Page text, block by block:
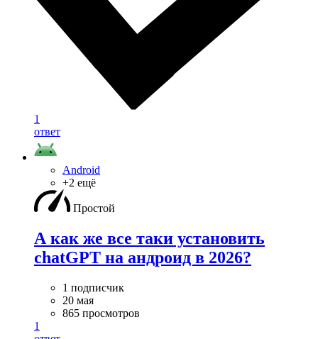
1
ответ
Android
+2 ещё
Простой
А как же все таки установить
chatGPT на андроид в 2026?
1 подписчик
20 мая
865 просмотров
1